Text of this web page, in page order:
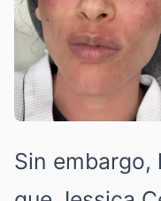
Sin embargo,